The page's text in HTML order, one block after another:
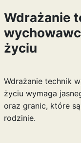
Wdrażanie
życiu
Wdrażanie technik
życiu wymaga
oraz granic, które
rodzinie.